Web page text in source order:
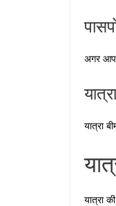
अगर आप
यात्रा
यात्रा